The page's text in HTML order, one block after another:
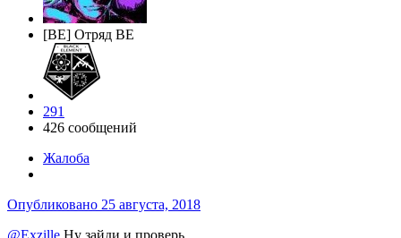
[BE] Отряд BE
291
426 сообщений
Жалоба
Опубликовано 25 августа, 2018
@Exzille Ну зайди и проверь